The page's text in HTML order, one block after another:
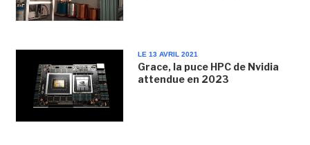
LE 13 AVRIL 2021
Grace, la puce HPC de Nvidia
attendue en 2023